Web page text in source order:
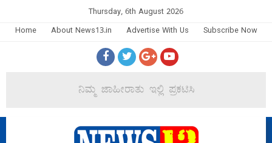
Thursday, 6th August 2026
Home
About News13.in Advertise With Us Subscribe Now